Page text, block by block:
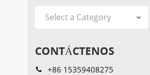
CONTÁCTENOS
+86 15359408275